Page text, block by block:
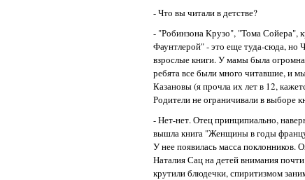
- Что вы читали в детстве?
- "Робинзона Крузо", "Тома Сойера",
Фаунтлерой" - это еще туда-сюда,
взрослые книги. У мамы была
ребята все были много читавшие, и
Казановы (я прочла их лет в 12,
Родители не ограничивали в выборе
- Нет-нет. Отец принципиально,
вышла книга "Женщины в годы
У нее появилась масса
Наталия Сац на детей внимания
крутили блюдечки, спиритизмом